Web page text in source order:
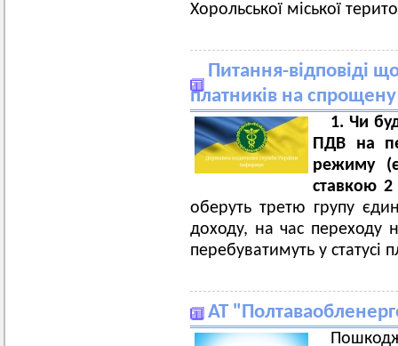
Хорольської міської
Питання-відповіді
платників на
1. Чи
ПДВ на
режиму
ставкою 2
оберуть третю групу
доходу, на час переходу
перебуватимуть у статусі
АТ